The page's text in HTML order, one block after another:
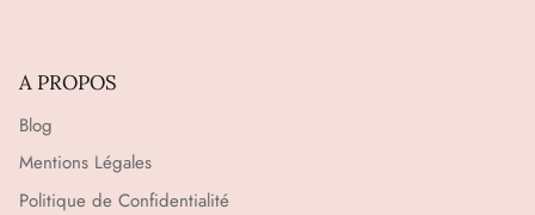
A PROPOS
Blog
Mentions Légales
Politique de Confidentialité